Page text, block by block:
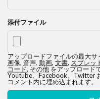
添付ファイル
アップロードファイルの最大サ
画像, 音声, 動画, 文書, スプレッ
コード,その他をアップロード
Youtube、Facebook、Twitter
コメント内に埋め込まれます。